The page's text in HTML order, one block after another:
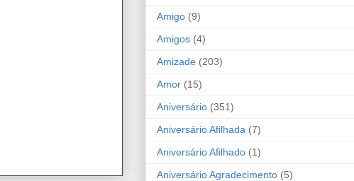
Amigo (9)
Amigos (4)
Amizade (203)
Amor (15)
Aniversário (351)
Aniversário Afilhada (7)
Aniversário Afilhado (1)
Aniversário Agradecimento (5)